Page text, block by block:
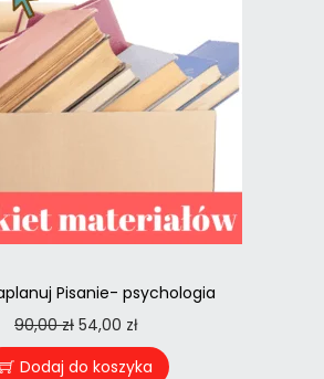
Pisanie- psychologia
90,00zł 54,00 zł
Dodaj do koszyka